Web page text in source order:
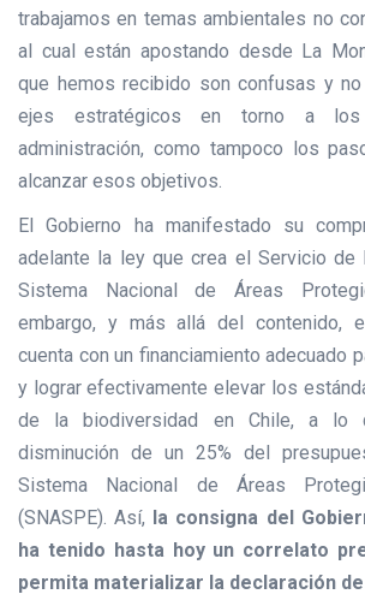
trabajamos en temas ambientales no
al cual están apostando desde La
que hemos recibido son confusas y
ejes estratégicos en torno a
administración, como tampoco los
alcanzar esos objetivos.
El Gobierno ha manifestado su
adelante la ley que crea el Servicio de
Sistema Nacional de Áreas
embargo, y más allá del contenido,
cuenta con un financiamiento adecuado
y lograr efectivamente elevar los
de la biodiversidad en Chile, a lo
disminución de un 25% del
Sistema Nacional de Áreas
(SNASPE). Así, la consigna del
ha tenido hasta hoy un correlato
permita materializar la declaración